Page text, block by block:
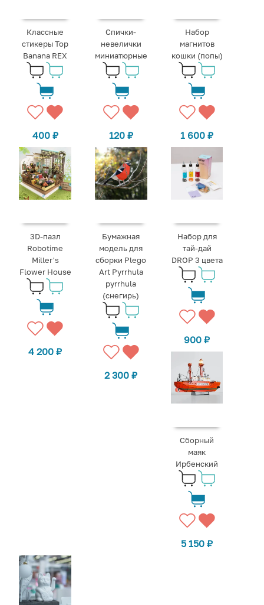
Классные
стикеры Top
Banana REX
400 ₽
Спички-
невелички
миниатюрные
120 ₽
Набор
магнитов
кошки (попы)
1 600₽
3D-пазл
Robotime
Miller's
Flower House
4 200₽
Бумажная
модель для
сборки Plego
Art Pyrrhula
pyrrhula
(снегирь)
2 300₽
Набор для
тай-дай
DROP 3 цвета
900₽
Сборный
маяк
Ирбенский
5 150₽